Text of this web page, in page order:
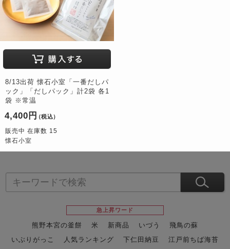
8/13出荷 懐石小室「一番だしパ
ック」「だしパック」計2袋 各1
袋 ※常温
4,400円 （税込）
販売中 在庫数 15
懐石小室
急上昇ワード
熊野本宮の釜餅 米 新商品 いづう
飛鳥の蘇
いぶりがっこ
人気ランキング 下仁田納豆
江戸前ちば海苔